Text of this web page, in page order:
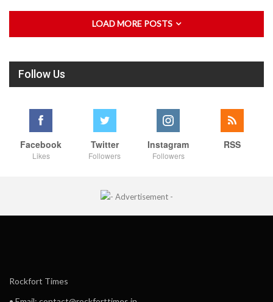
LOAD MORE POSTS
Follow Us
Facebook
Likes
Twitter
Followers
Instagram
Followers
RSS
Rockfort Times